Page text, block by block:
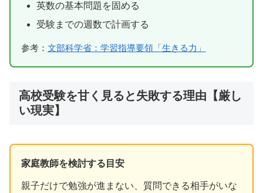
英数の基本問題を固める
受験までの週数で計画する
参考： 文部科学省：学習指導要領「生きる力」
高校受験を甘く見ると失敗する理由【厳し
い現実】
家庭教師を検討する目安
親子だけで勉強が進まない、質問できる相手がいな